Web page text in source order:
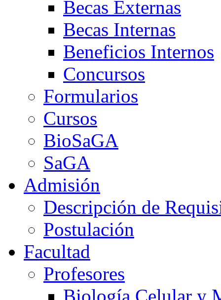
Becas Externas
Becas Internas
Beneficios Internos
Concursos
Formularios
Cursos
BioSaGA
SaGA
Admisión
Descripción de
Postulación
Facultad
Profesores